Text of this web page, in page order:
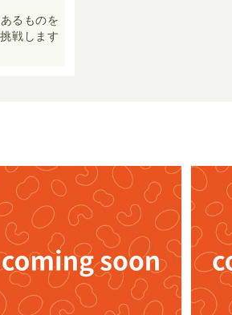
るものを
戦します